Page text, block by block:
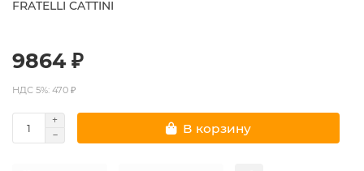
FRATELLI CATTINI
9864 ₽
НДС 5%: 470 ₽
В корзину